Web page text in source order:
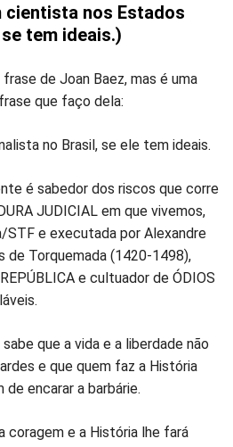
cientista nos Estados
tem ideais.)
de Joan Baez, mas é uma
que faço dela:
no Brasil, se ele tem ideais.
é sabedor dos riscos que corre
JUDICIAL em que vivemos,
e executada por Alexandre
de Torquemada (1420-1498),
e cultuador de ÓDIOS
que a vida e a liberdade não
e que quem faz a História
encarar a barbárie.
coragem e a História lhe fará